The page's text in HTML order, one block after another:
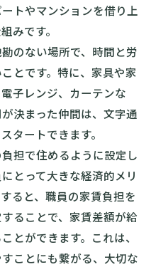
トやマンションを借り上
みです。
のない場所で、時間と労
とです。特に、家具や家
子レンジ、カーテンな
決まった仲間は、文字通
タートできます。
担で住めるように設定し
とって大きな経済的メリ
ると、職員の家賃負担を
ることで、家賃差額が給
とができます。これは、
ことにも繋がる、大切な